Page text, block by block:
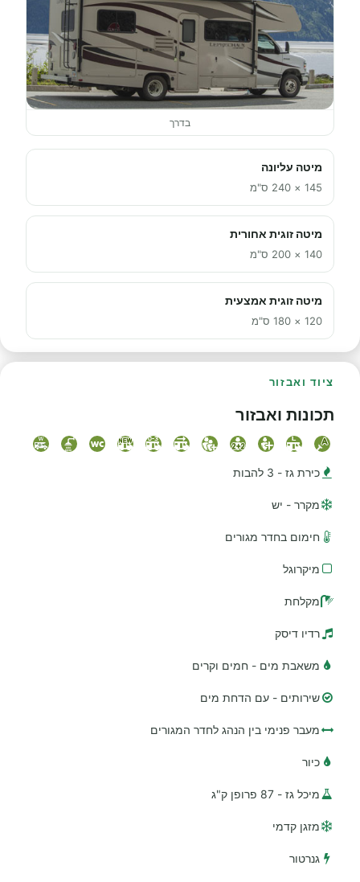
בדרך
מיטה עליונה
145 × 240 ס"מ
מיטה זוגית אחורית
140 × 200 ס"מ
מיטה זוגית אמצעית
120 × 180 ס"מ
ציוד ואבזור
תכונות ואבזור
כירת גז - 3 להבות
מקרר - יש
חימום בחדר מגורים
מיקרוגל
מקלחת
רדיו דיסק
משאבת מים - חמים וקרים
שירותים - עם הדחת מים
מעבר פנימי בין הנהג לחדר המגורים
כיור
מיכל גז - 87 פרופן ק"ג
מזגן קדמי
גנרטור